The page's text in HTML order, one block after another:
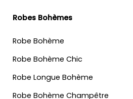
Robes Bohèmes
Robe Bohème
Robe Bohème Chic
Robe Longue Bohème
Robe Bohème Champêtre